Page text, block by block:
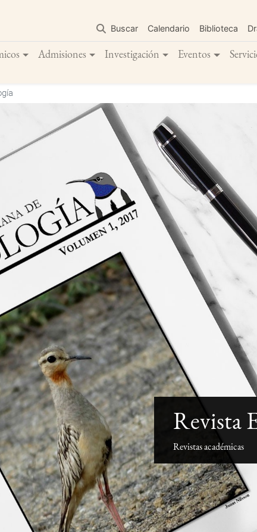
contenido
principal
Buscar Calendario Biblioteca
Admisiones Investigación Eventos
Revista
Revistas académicas